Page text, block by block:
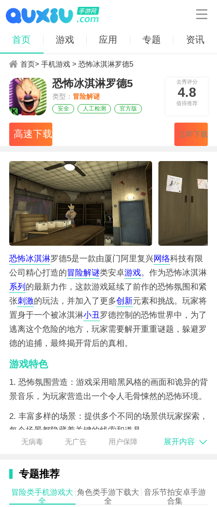

首页 游戏 应用 专题 资讯
首页>手机游戏 > 恐怖冰淇淋罗德5
恐怖冰淇淋罗德5
类型： 冒险解谜
安全 人工检测 官方版
去秀评分
4.8
值得推荐
高速下载 立即下载
恐怖冰淇淋罗德5是一款由厦门阿里复兴网络科技有限
公司精心打造的冒险解谜类安卓游戏。作为恐怖冰淇淋
系列 的最新力作，这款游戏延续了前作的恐怖氛围和紧
张刺激的玩法，并加入了更多创新元素和挑战。玩家将
置身于一个被冰淇淋小丑罗德控制的恐怖世界中，为了
逃离这个危险的地方，玩家需要解开重重谜题，躲避罗
德的追捕，最终揭开背后的真相。
游戏特色
1. 恐怖氛围营造：游戏采用暗黑风格的画面和诡异的背
景音乐，为玩家营造出一个令人毛骨悚然的恐怖环境。
2. 丰富多样的场景：提供多个不同的场景供玩家探索，
每个场景都隐藏着关键的线索和道具。
的紧张感和挑战性。
无病毒 无广告 用户保障 展开内容
专题推荐
冒险类手机游戏大
全
角色类手游下载大
全
音乐节拍安卓手游
合集